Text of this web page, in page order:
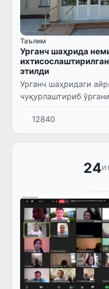
Таълим
Урганч шаҳрида
этилди
Урганч шаҳридаги
чуқурлаштириб
ихтисослаштирилган
таълим мактаби
немис тили фанига
12840
24